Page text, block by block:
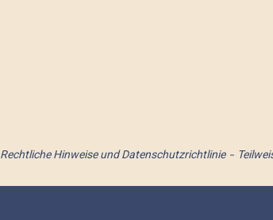
Rechtliche Hinweise und Datenschutzrichtlinie